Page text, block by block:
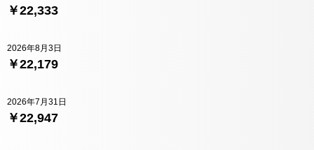
￥22,333
￥22,179
2026年8月3日
￥22,947
2026年7月31日